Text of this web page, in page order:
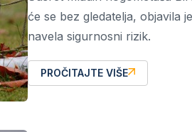
će se bez gledatelja, objavila
navela sigurnosni rizik.
PROČITAJTE VIŠE